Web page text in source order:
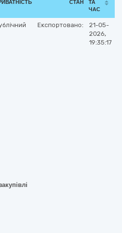
СТАН
ТА
ЧАС
Експортовано:
21-05-
2026,
19:35:17